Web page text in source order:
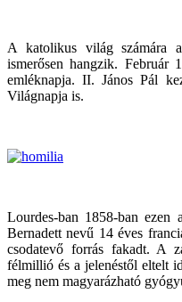
A katolikus világ számára
ismerősen hangzik. Február
emléknapja. II. János Pál
Világnapja is.
Lourdes-ban 1858-ban ezen
Bernadett nevű 14 éves
csodatevő forrás fakadt. A
félmillió és a jelenéstől eltelt
meg nem magyarázható